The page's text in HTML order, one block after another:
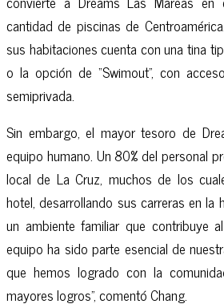
cantidad de piscinas de
sus habitaciones cuenta con una tina
o la opción de “Swimout”, con
semiprivada.
Sin embargo, el mayor tesoro de
equipo humano. Un 80% del personal
local de La Cruz, muchos de los
hotel, desarrollando sus carreras en la
un ambiente familiar que contribuye
equipo ha sido parte esencial de
que hemos logrado con la
mayores logros”, comentó Chang.